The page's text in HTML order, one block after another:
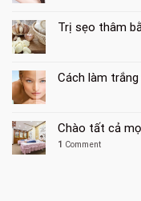
Trị sẹo thâm
Cách làm
Chào tất cả
1 Comment